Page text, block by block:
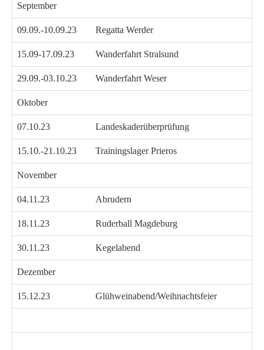
September
09.09.-10.09.23 Regatta Werder
15.09-17.09.23 Wanderfahrt Stralsund
29.09.-03.10.23 Wanderfahrt Weser
Oktober
07.10.23 Landeskaderüberprüfung
15.10.-21.10.23 Trainingslager Prieros
November
04.11.23 Abrudern
18.11.23 Ruderball Magdeburg
30.11.23 Kegelabend
Dezember
15.12.23 Glühweinabend/Weihnachtsfeier